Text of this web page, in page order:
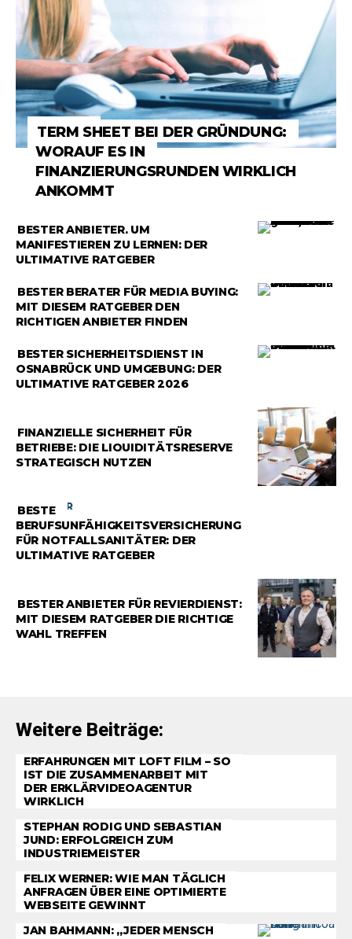
TERM SHEET BEI DER GRÜNDUNG:
WORAUF ES IN
FINANZIERUNGSRUNDEN WIRKLICH
ANKOMMT
RATGEBER
BESTER ANBIETER, UM
MANIFESTIEREN ZU LERNEN: DER
ULTIMATIVE RATGEBER
RATGEBER
BESTER BERATER FÜR MEDIA BUYING:
MIT DIESEM RATGEBER DEN
RICHTIGEN ANBIETER FINDEN
RATGEBER
BESTER SICHERHEITSDIENST IN
OSNABRÜCK UND UMGEBUNG: DER
ULTIMATIVE RATGEBER 2026
RATGEBER
FINANZIELLE SICHERHEIT FÜR
BETRIEBE: DIE LIQUIDITÄTSRESERVE
STRATEGISCH NUTZEN
RATGEBER
BESTE
BERUFSUNFÄHIGKEITSVERSICHERUNG
FÜR NOTFALLSANITÄTER: DER
ULTIMATIVE RATGEBER
RATGEBER
BESTER ANBIETER FÜR REVIERDIENST:
MIT DIESEM RATGEBER DIE RICHTIGE
WAHL TREFFEN
Weitere Beiträge:
ERFAHRUNGEN MIT LOFT FILM – SO
IST DIE ZUSAMMENARBEIT MIT
DER ERKLÄRVIDEOAGENTUR
WIRKLICH
STEPHAN RODIG UND SEBASTIAN
JUND: ERFOLGREICH ZUM
INDUSTRIEMEISTER
FELIX WERNER: WIE MAN TÄGLICH
ANFRAGEN ÜBER EINE OPTIMIERTE
WEBSEITE GEWINNT
JAN BAHMANN: „JEDER MENSCH